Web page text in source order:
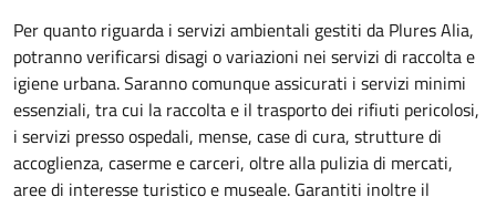
Per quanto riguarda i servizi ambientali gestiti da Plures Alia,
potranno verificarsi disagi o variazioni nei servizi di raccolta e
igiene urbana. Saranno comunque assicurati i servizi minimi
essenziali, tra cui la raccolta e il trasporto dei rifiuti pericolosi,
i servizi presso ospedali, mense, case di cura, strutture di
accoglienza, caserme e carceri, oltre alla pulizia di mercati,
aree di interesse turistico e museale. Garantiti inoltre il